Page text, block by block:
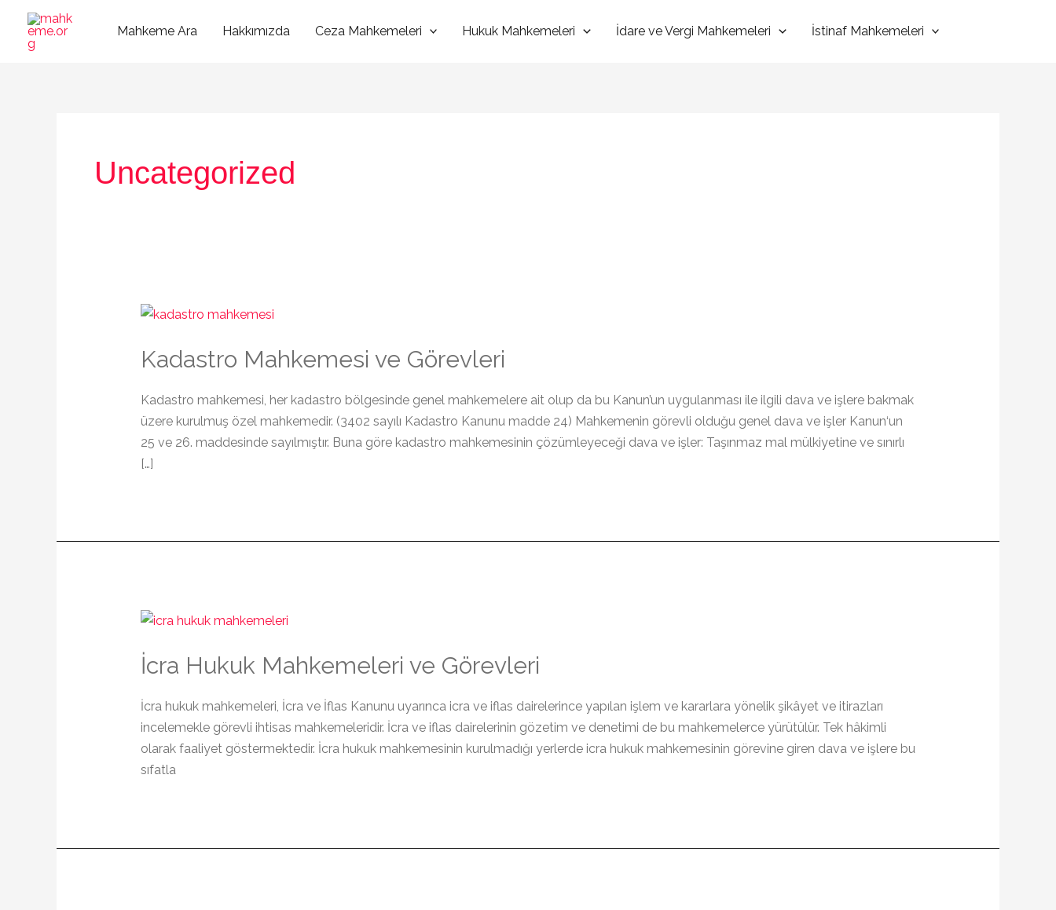
İçeriğe
Mahkeme Ara Hakkımızda Ceza Mahkemeleri Hukuk Mahkemeleri İdare ve Vergi Mahkemeleri İstinaf Mahkemeleri
Uncategorized
Kadastro Mahkemesi ve Görevleri
Kadastro mahkemesi, her kadastro bölgesinde genel mahkemelere ait olup da bu Kanun’un uygulanması ile ilgili dava ve işlere bakmak
üzere kurulmuş özel mahkemedir. (3402 sayılı Kadastro Kanunu madde 24) Mahkemenin görevli olduğu genel dava ve işler Kanun‘un
25 ve 26. maddesinde sayılmıştır. Buna göre kadastro mahkemesinin çözümleyeceği dava ve işler: Taşınmaz mal mülkiyetine ve sınırlı
[…]
İcra Hukuk Mahkemeleri ve Görevleri
İcra hukuk mahkemeleri, İcra ve İflas Kanunu uyarınca icra ve iflas dairelerince yapılan işlem ve kararlara yönelik şikâyet ve itirazları
incelemekle görevli ihtisas mahkemeleridir. İcra ve iflas dairelerinin gözetim ve denetimi de bu mahkemelerce yürütülür. Tek hâkimli
olarak faaliyet göstermektedir. İcra hukuk mahkemesinin kurulmadığı yerlerde icra hukuk mahkemesinin görevine giren dava ve işlere bu
sıfatla